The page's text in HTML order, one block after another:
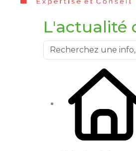
L'actualité